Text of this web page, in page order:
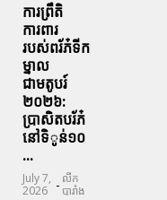
ការព្រឹតិ
ការពារ
របស់ពរ័ភ៎ទីក
ម្នាល
ជាមតូបរ៍
២០២៦:
ប្រាសិតបរ័ភ៎
នៅទិូន់១០
...
July 7,
2026 - លីក
បារាំង